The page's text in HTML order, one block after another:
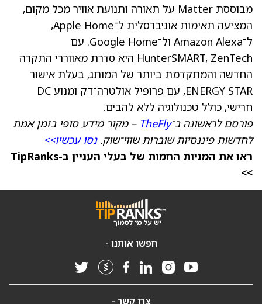
מבוססת Matter על תאורה ותנועת אוויר מכל מקום,
המציעה תאימות אוניברסלית ל־Apple Home,
ל־Amazon Alexa ול־Google Home. עם
HunterSMART, ZenTech היא סדרת מאווררי התקרה
החדשה והמתקדמת ביותר של המותג, בעלת אישור
ENERGY STAR, עם פרופיל אולטרה־דק ומנוע DC
חרישי, כולל טכנולוגיה ללא להבים.
פורסם לראשונה ב־TheFly – מקור מידע סופי בזמן אמת
לחדשות פיננסיות שוברות שווי־שוק.נסו עכשיו>>
ראו את המניות החמות של בעלי העניין ב-TipRanks
>>
חפשו אותנו -
צרו קשר -